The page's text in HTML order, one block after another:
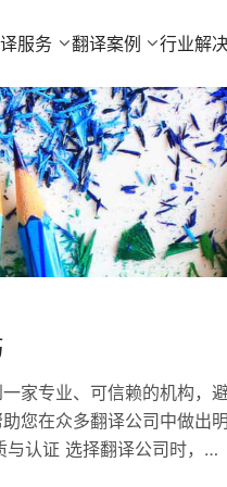
服务 翻译案例 行业解
家专业、可信赖的机构，
您在众多翻译公司中做出明
认证 选择翻译公司时，首
证，如ISO9001质量管理体